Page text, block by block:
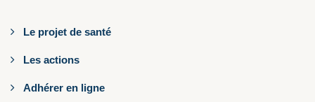
Le projet de santé
Les actions
Adhérer en ligne